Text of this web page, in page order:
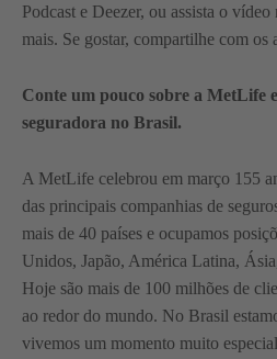
Podcast e Deezer, ou assista o vídeo
mais. Se gostar, compartilhe com os
Conte um pouco sobre a MetLife
seguradora no Brasil.
A MetLife celebrou em março 155
das principais companhias de
mais de 40 países e ocupamos
Unidos, Japão, América Latina,
Hoje são mais de 100 milhões de
ao redor do mundo. No Brasil
vivemos um momento muito